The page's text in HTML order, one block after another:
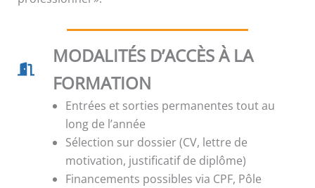
MODALITÉS D’ACCÈS À LA
FORMATION
Entrées et sorties permanentes tout au
long de l’année
Sélection sur dossier (CV, lettre de
motivation, justificatif de diplôme)
Financements possibles via CPF, Pôle